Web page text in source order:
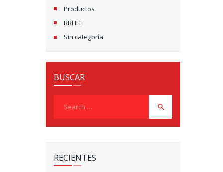
Productos
RRHH
Sin categoría
BUSCAR
RECIENTES